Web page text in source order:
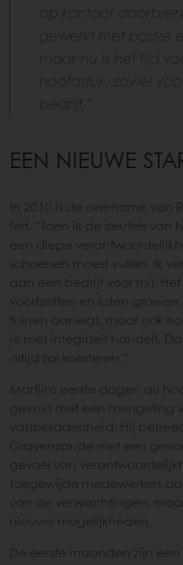
op kantoor
gewerkt met passie
maar nu is het tijd
hoofdstuk, zowel
bedrijf.”
EEN NIEUWE
In 2010 is de overname van
feit. “Toen ik de sleutels van
een diepe
schoenen moest vullen. Ik
dan een bedrijf voor mij. Het
voortzetten en laten
tuinen aanlegt, maar ook
je met integriteit handelt.
altijd zal koesteren.”
Martijns eerste dagen als
gevuld met een mengeling
vastberadenheid. Hij
Gravenzande met een
gevoel van
toegewijde medewerkers
van de verwachtingen,
nieuwe mogelijkheden.
De eerste maanden zijn